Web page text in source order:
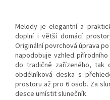
Melody je elegantní a
doplní i větší domácí
Originální povrchová úprava
napodobuje vzhled
do tradičně zařízeného, tak
obdélníková deska s
prostoru až pro 6 osob. Za
desce umístit slunečník.